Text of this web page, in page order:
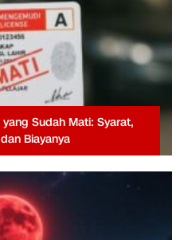
Sudah Mati: Syarat,
Biayanya